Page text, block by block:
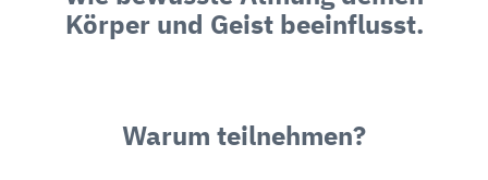
Körper und Geist beeinflusst.
Warum teilnehmen?